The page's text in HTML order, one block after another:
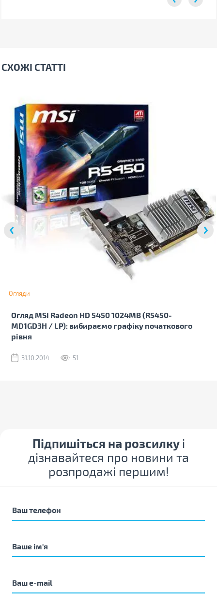
СХОЖІ СТАТТІ
Огляди
Огляд MSI Radeon HD 5450 1024MB (R5450-
MD1GD3H / LP): вибираємо графіку початкового
рівня
31.10.2014 51
Підпишіться на розсилку і
дізнавайтеся про новини та
розпродажі першим!